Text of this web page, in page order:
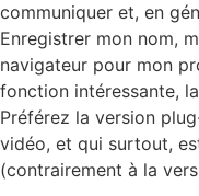
communiquer et, en
Enregistrer mon nom,
navigateur pour mon
fonction intéressante,
Préférez la version
vidéo, et qui surtout,
(contrairement à la